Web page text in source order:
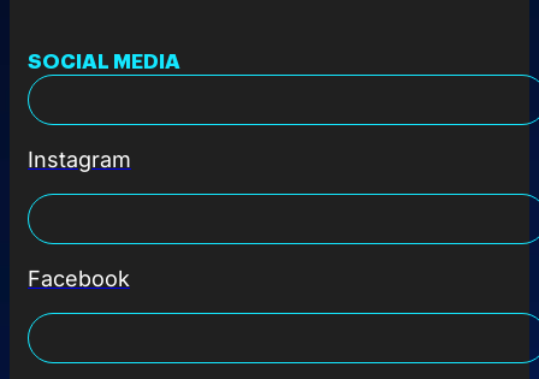
SOCIAL MEDIA
Instagram
Facebook